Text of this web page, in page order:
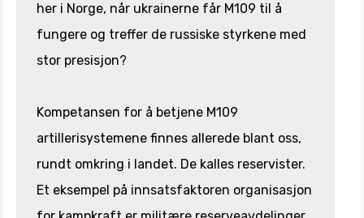
her i Norge, når ukrainerne får M109 til å
fungere og treffer de russiske styrkene med
stor presisjon?
Kompetansen for å betjene M109
artillerisystemene finnes allerede blant oss,
rundt omkring i landet. De kalles reservister.
Et eksempel på innsatsfaktoren organisasjon